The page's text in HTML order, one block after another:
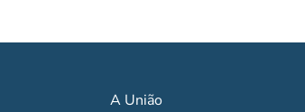
A União